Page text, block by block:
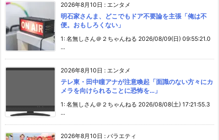
2026年8月10日 : エンタメ
明石家さんま、どこでもドア不要論を主張「俺は不
便。おもしろくない」
1: 名無しさん＠２ちゃんねる 2026/08/09(日) 09:55:21.0
...
2026年8月10日 : エンタメ
テレ東・田中瞳アナが注意喚起「面識のない方々にカ
メラを向けられることに恐怖を…」
1: 名無しさん＠２ちゃんねる 2026/08/08(土) 17:21:55.3
...
2026年8月10日 : バラエティ